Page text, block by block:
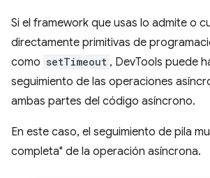
Si el framework que usas lo admite o
directamente primitivas de
como setTimeout , DevTools puede
seguimiento de las operaciones
ambas partes del código asíncrono.
En este caso, el seguimiento de pila
completa" de la operación asíncrona.